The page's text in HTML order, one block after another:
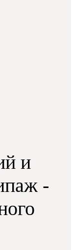
и
-